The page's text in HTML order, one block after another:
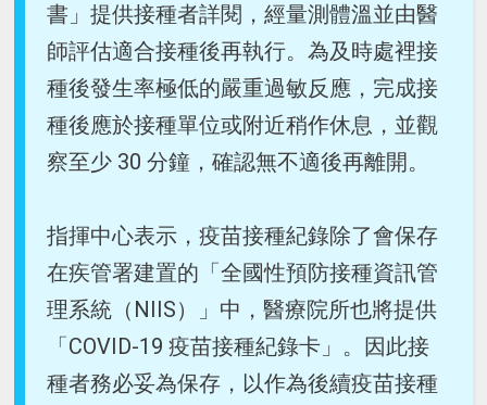
書」提供接種者詳閱，經量測體溫並由醫
師評估適合接種後再執行。為及時處裡接
種後發生率極低的嚴重過敏反應，完成接
種後應於接種單位或附近稍作休息，並觀
察至少 30 分鐘，確認無不適後再離開。
指揮中心表示，疫苗接種紀錄除了會保存
在疾管署建置的「全國性預防接種資訊管
理系統（NIIS）」中，醫療院所也將提供
「COVID-19 疫苗接種紀錄卡」。因此接
種者務必妥為保存，以作為後續疫苗接種